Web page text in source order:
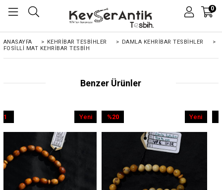
0
ANASAYFA > KEHRIBAR TESBIHLER > DAMLA KEHRİBAR TESBİHLER
>
FOSILLI MAT KEHRIBAR TESBIH
Benzer Ürünler
%20
%9
%9İndirim